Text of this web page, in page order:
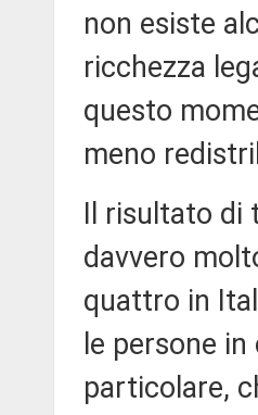
non esiste
ricchezza
questo
meno
Il risultato di
davvero
quattro in
le persone
particolare,